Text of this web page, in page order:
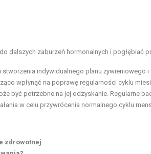
dalszych zaburzeń hormonalnych i pogłębiać
indywidualnego planu żywieniowego
wpłynąć na poprawę regularności cyklu
być potrzebne na jej odzyskanie. Regularne
w celu przywrócenia normalnego cyklu
zdrowotnej